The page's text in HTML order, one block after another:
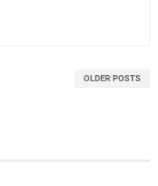
OLDER POSTS